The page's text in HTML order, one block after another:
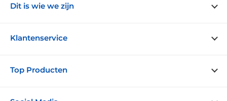
Dit is wie we zijn
Blog
Garanties
Klantenservice
Bezorging en retouren
Top Producten